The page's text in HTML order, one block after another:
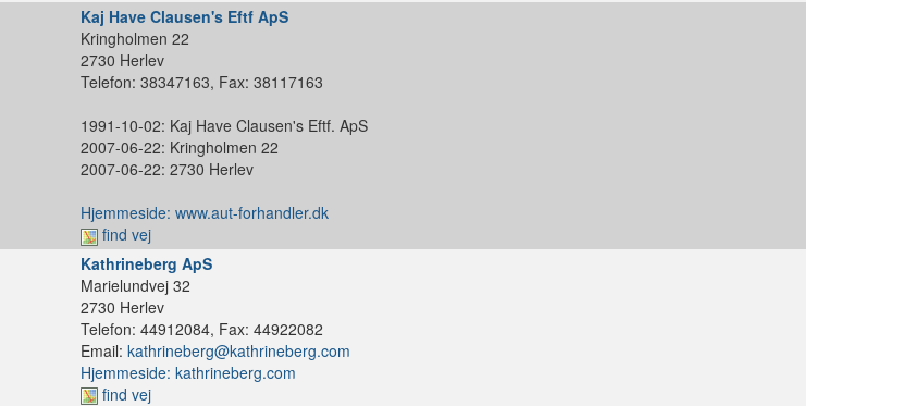
Kaj Have Clausen's Eftf ApS
Kringholmen 22
2730 Herlev
Telefon: 38347163, Fax: 38117163
1991-10-02: Kaj Have Clausen's Eftf. ApS
2007-06-22: Kringholmen 22
2007-06-22: 2730 Herlev
Hjemmeside: www.aut-forhandler.dk
find vej
Kathrineberg ApS
Marielundvej 32
2730 Herlev
Telefon: 44912084, Fax: 44922082
Email: kathrineberg@kathrineberg.com
Hjemmeside: kathrineberg.com
find vej